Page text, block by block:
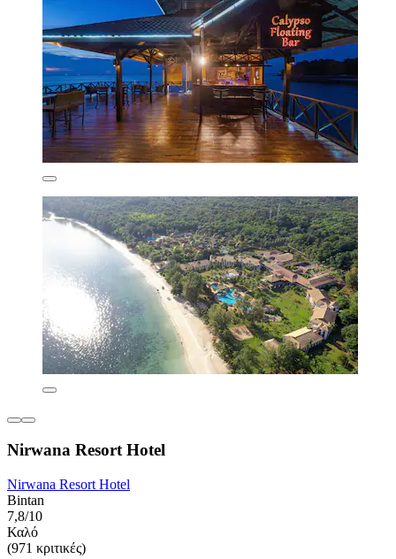
Nirwana Resort Hotel
Nirwana Resort Hotel
Bintan
7,8/10
Καλό
(971 κριτικές)